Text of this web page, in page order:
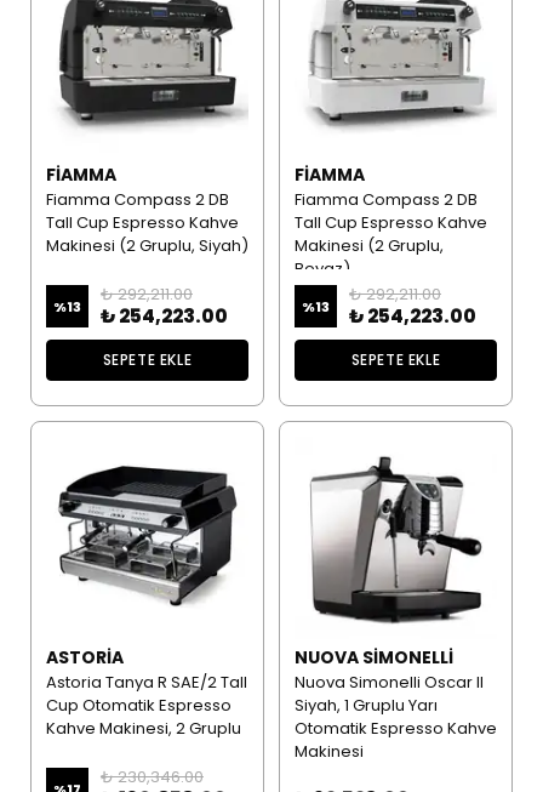
FIAMMA
Fiamma Compass 2 DB
Tall Cup Espresso Kahve
Makinesi (2 Gruplu, Siyah)
%13
₺ 292,211.00
₺ 254,223.00
SEPETE EKLE
FIAMMA
Fiamma Compass 2 DB
Tall Cup Espresso Kahve
Makinesi (2 Gruplu,
Beyaz)
%13
₺ 292,211.00
₺ 254,223.00
SEPETE EKLE
ASTORIA
Astoria Tanya R SAE/2 Tall
Cup Otomatik Espresso
Kahve Makinesi, 2 Gruplu
₺ 230,346.00
NUOVA SIMONELLI
Nuova Simonelli Oscar II
Siyah, 1 Gruplu Yarı
Otomatik Espresso Kahve
Makinesi